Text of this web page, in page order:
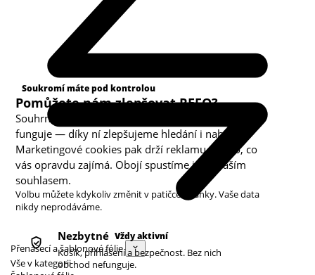
Přenášecí a šablonové fólie
Vše v kategorii
Soukromí máte pod kontrolou
Pomůžete nám zlepšovat REFO?
Souhrnná analytika nám ukazuje, co v obchodě
funguje — díky ní zlepšujeme hledání i nabídku.
Marketingové cookies pak drží reklamu u toho, co
vás opravdu zajímá. Obojí spustíme jen s vaším
souhlasem.
Volbu můžete kdykoliv změnit v patičce stránky. Vaše data
nikdy neprodáváme.
Kategorie cookies
Nezbytné Vždy aktivní
Košík, přihlášení a bezpečnost. Bez nich
obchod nefunguje.